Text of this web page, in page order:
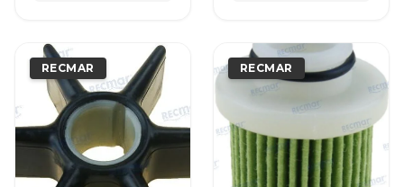
RECMAR RECMAR